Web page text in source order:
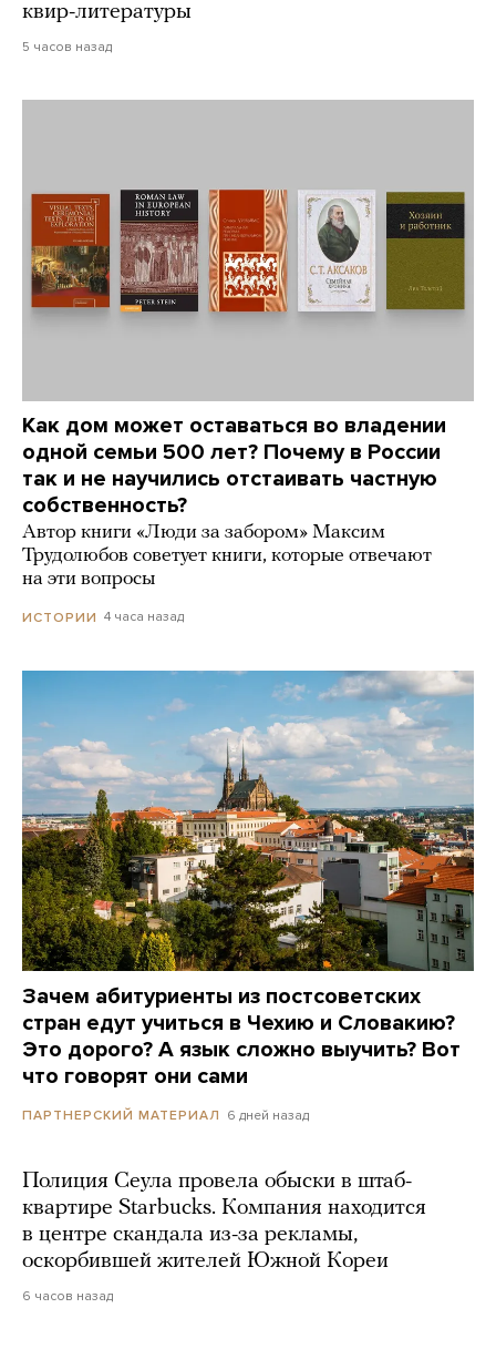
квир-литературы
5 часов назад
Как дом может оставаться во владении
одной семьи 500 лет? Почему в России
так и не научились отстаивать частную
собственность?
Автор книги «Люди за забором» Максим
Трудолюбов советует книги, которые отвечают
на эти вопросы
ИСТОРИИ 4 часа назад
Зачем абитуриенты из постсоветских
стран едут учиться в Чехию и Словакию?
Это дорого? А язык сложно выучить? Вот
что говорят они сами
ПАРТНЕРСКИЙ МАТЕРИАЛ 6 дней назад
Полиция Сеула провела обыски в штаб-
квартире Starbucks. Компания находится
в центре скандала из-за рекламы,
оскорбившей жителей Южной Кореи
6 часов назад